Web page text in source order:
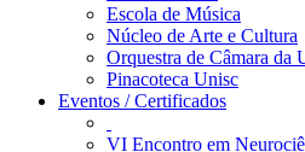
Escola de Música
Núcleo de Arte e Cultura
Orquestra de Câmara da
Pinacoteca Unisc
Eventos / Certificados
VI Encontro em